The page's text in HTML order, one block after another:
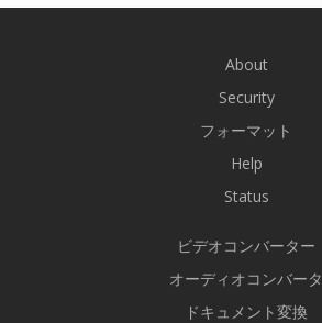
About
Security
フォーマット
Help
Status
ビデオコンバーター
オーディオコンバータ
ドキュメント変換